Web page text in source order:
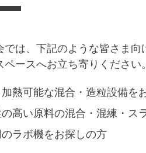
では、下記のような皆さま
ペースへお立ち寄りください
熱可能な混合・造粒設備を
高い原料の混合・混練・ス
ラボ機をお探しの方